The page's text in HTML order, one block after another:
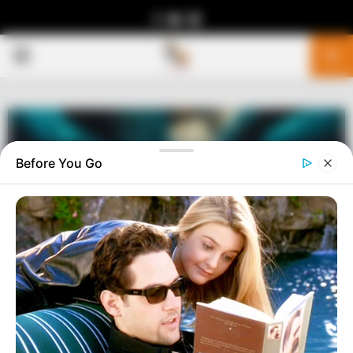
MENU
Before You Go